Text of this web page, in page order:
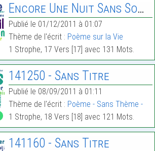
Encore Une Nuit Sans Sommeil.
Publié le 01/12/2011 à 01:07
Thème de l'écrit : Poème sur la Vie
1 Strophe, 17 Vers [17] avec 131 Mots.
141250 - Sans Titre
Publié le 08/09/2011 à 01:11
Thème de l'écrit : Poème - Sans Thème -
1 Strophe, 18 Vers [18] avec 121 Mots.
141160 - Sans Titre